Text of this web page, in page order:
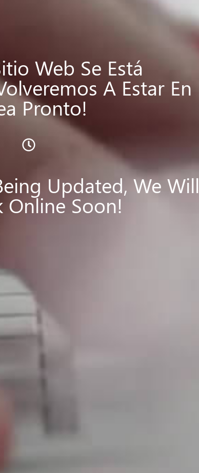
Web Se Está
A Estar En
Pronto!
Updated, We Will
Online Soon!